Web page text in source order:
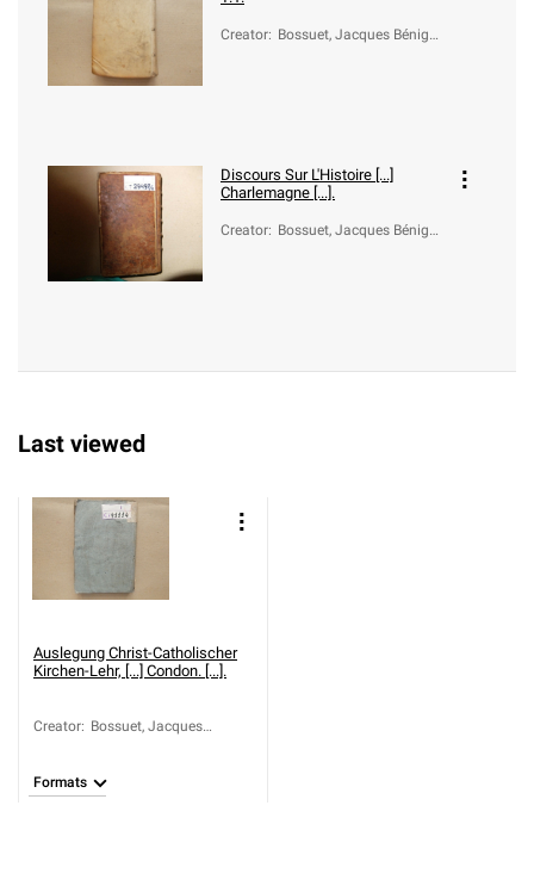
Creator: Bossuet, Jacques Bénigne
Discours Sur L'Histoire [...]
Charlemagne [...].
Creator: Bossuet, Jacques Bénigne
Last viewed
Auslegung Christ-Catholischer
Kirchen-Lehr, [...] Condon. [...].
Creator: Bossuet, Jacques
von (1677-1751)
Formats